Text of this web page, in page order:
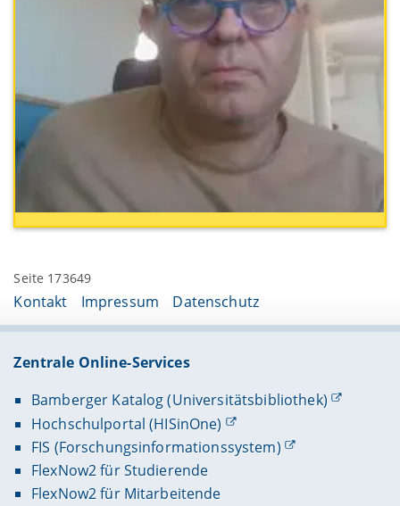
Seite 173649
Kontakt Impressum Datenschutz
Zentrale Online-Services
Bamberger Katalog (Universitätsbibliothek)
Hochschulportal (HISinOne)
FIS (Forschungsinformationssystem)
FlexNow2 für Studierende
FlexNow2 für Mitarbeitende